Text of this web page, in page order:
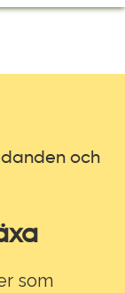
och
som